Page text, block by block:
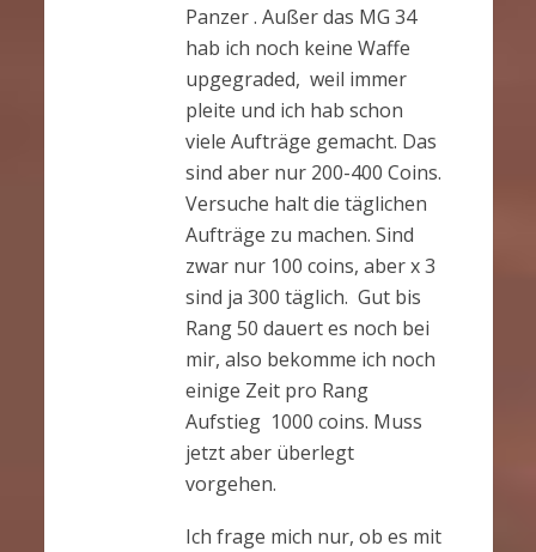
Panzer . Außer das MG 34
hab ich noch keine Waffe
upgegraded, weil immer
pleite und ich hab schon
viele Aufträge gemacht. Das
sind aber nur 200-400 Coins.
Versuche halt die täglichen
Aufträge zu machen. Sind
zwar nur 100 coins, aber x 3
sind ja 300 täglich. Gut bis
Rang 50 dauert es noch bei
mir, also bekomme ich noch
einige Zeit pro Rang
Aufstieg 1000 coins. Muss
jetzt aber überlegt
vorgehen.
Ich frage mich nur, ob es mit